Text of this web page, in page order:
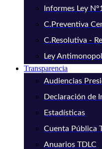
Informes Ley
C.Preventiva
C.Resolutiva -
Ley
Transparencia
Audiencias
Declaración de
Estadísticas
Cuenta Pública
Anuarios TDLC